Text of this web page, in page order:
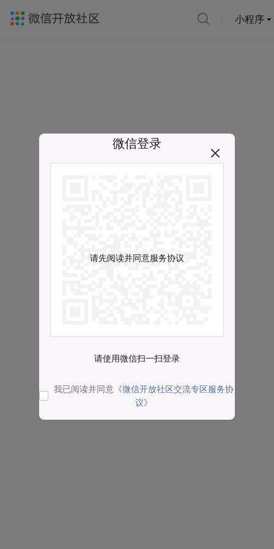
小程序
微信登录
请先阅读并同意服务协议
请使用微信扫一扫登录
我已阅读并同意 《微信开放社区交流专区服务协
议》